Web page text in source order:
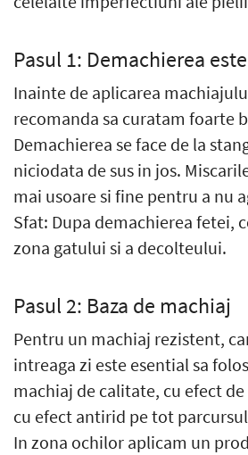
Pasul 1: Demachierea
Inainte de aplicarea
recomanda sa curatam foarte
Demachierea se face de la
niciodata de sus in jos.
mai usoare si fine pentru a nu
Sfat: Dupa demachierea fetei,
zona gatului si a decolteului.
Pasul 2: Baza de machiaj
Pentru un machiaj rezistent,
intreaga zi este esential sa
machiaj de calitate, cu efect
cu efect antirid pe tot
In zona ochilor aplicam un